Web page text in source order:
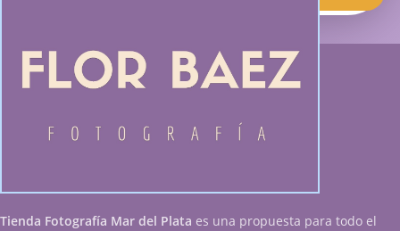
Tienda Fotografía Mar del Plata es una propuesta para todo el